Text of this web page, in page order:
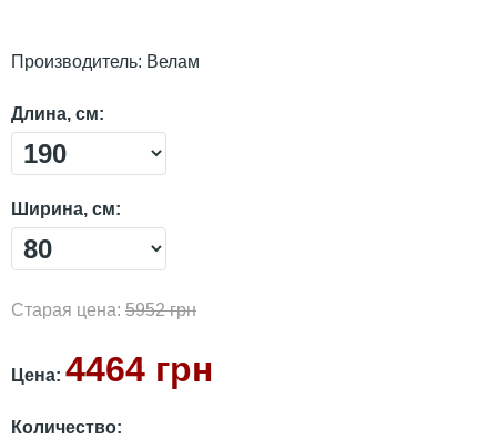
Производитель: Велам
Длина, см:
Ширина, см:
Старая цена: 5952 грн
Цена: 4464 грн
Количество: